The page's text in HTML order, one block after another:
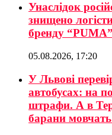
Унаслідок
знищено
бренду
05.08.2026, 17:20
У Львові
автобусах: на
штрафи. А в
барани мовчать